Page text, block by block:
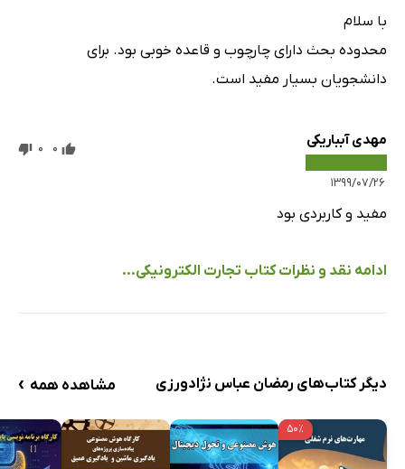
با سلام
محدوده بحث دارای چارچوب و قاعده خوبی بود. برای
دانشجویان بسیار مفید است.
مهدی آبباریکی
۱۳۹۹/۰۷/۲۶
0
0
مفید و کاربردی بود
ادامه نقد و نظرات کتاب تجارت الکترونیکی...
دیگر کتاب‌های رمضان عباس نژادورزی مشاهده همه ›
۵۰٪